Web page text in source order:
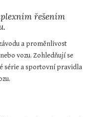
řešením
a proměnlivost
vozu. Zohledňují se
série a sportovní pravidla